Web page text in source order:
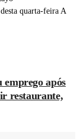
quarta-feira A
após
restaurante,